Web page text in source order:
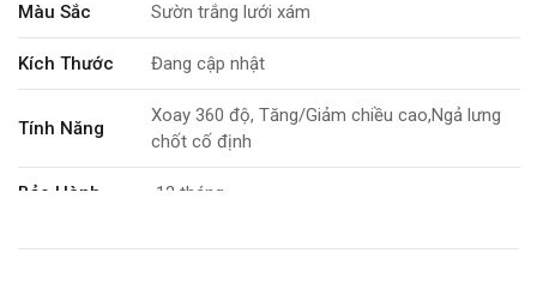
Màu Sắc Sườn trắng lưới xám
Kích Thước Đang cập nhật
Tính Năng
Xoay 360 độ, Tăng/Giảm chiều cao,Ngả lưng
chốt cố định
Bảo Hành 12 tháng